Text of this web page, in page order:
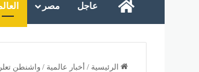
رأى الأمة
عاجل مصر
الرئيسية / أخبار عالمية / واشنطن